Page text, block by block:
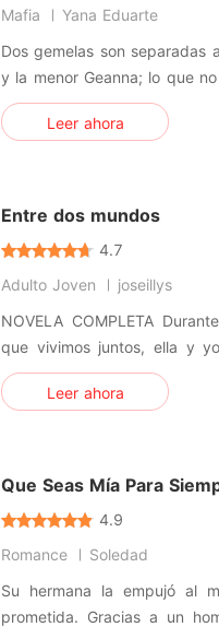
Mafia
Yana Eduarte
Dos gemelas son separadas
y la menor Geanna; lo que
de las niñas, dio por
mil dólares a una familia
Leer ahora
Entre dos mundos
4.7
Adulto Joven
joseillys
NOVELA COMPLETA
que vivimos juntos, ella y
mejor amiga;
amistad duro muy poco,
Leer ahora
Que Seas Mía Para
4.9
Romance
Soledad
Su hermana la empujó al
prometida. Gracias a un